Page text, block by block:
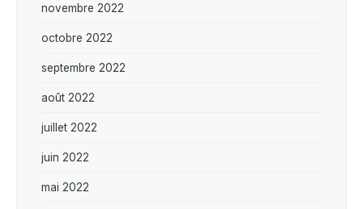
novembre 2022
octobre 2022
septembre 2022
août 2022
juillet 2022
juin 2022
mai 2022